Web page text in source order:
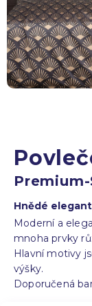
Hnědé
Moderní a
mnoha prvky
Hlavní motivy
výšky.
Doporučená